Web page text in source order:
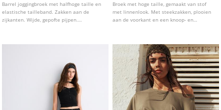
Barrel joggingbroek met halfhoge taille en
elastische tailleband. Zakken aan de
zijkanten. Wijde, gepofte pijpen.
Broek met hoge taille, gemaakt van stof
met linnenlook. Met steekzakken, plooien
aan de voorkant en een knoop- en